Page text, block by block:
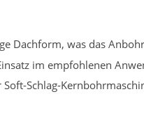
Dachform, was das
im empfohlenen
Schlag-